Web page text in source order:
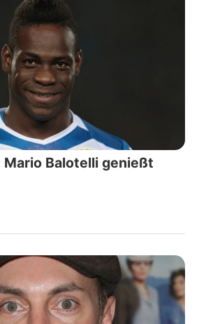
Mario Balotelli genießt